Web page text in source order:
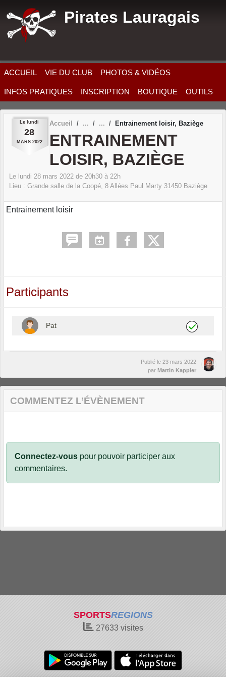
Pirates Lauragais
ACCUEIL VIE DU CLUB PHOTOS & VIDÉOS
INFOS PRATIQUES INSCRIPTION BOUTIQUE OUTILS
Le lundi
28
MARS 2022
Accueil Entrainement loisir, Baziège
ENTRAINEMENT
LOISIR, BAZIÈGE
Le lundi 28 mars 2022 de 20h30 à 22h
Lieu : Grande salle de la Coopé, 8 Allées Paul Marty 31450 Baziège
Entrainement loisir
Participants
Pat
Publié le 23 mars 2022
par Martin Kappler
COMMENTEZ L’ÉVÈNEMENT
Connectez-vous pour pouvoir participer aux
commentaires.
SPORTSREGIONS
27633visites